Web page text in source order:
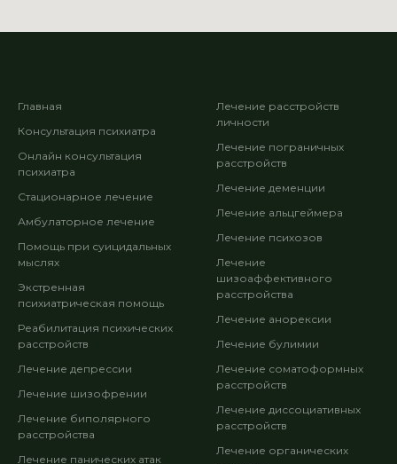
Главная
Консультация психиатра
Онлайн консультация
психиатра
Стационарное лечение
Амбулаторное лечение
Помощь при суицидальных
мыслях
Экстренная
психиатрическая помощь
Реабилитация психических
расстройств
Лечение депрессии
Лечение шизофрении
Лечение биполярного
расстройства
Лечение панических атак
Лечение расстройств
личности
Лечение пограничных
расстройств
Лечение деменции
Лечение альцгеймера
Лечение психозов
Лечение
шизоаффективного
расстройства
Лечение анорексии
Лечение булимии
Лечение соматоформных
расстройств
Лечение диссоциативных
расстройств
Лечение органических